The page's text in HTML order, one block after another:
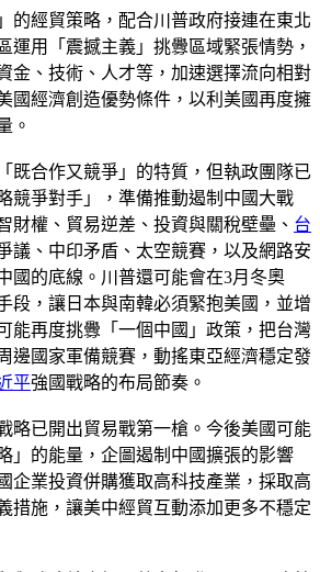
的經貿策略，配合川普政府接連在東北
運用「震撼主義」挑釁區域緊張情勢，
金、技術、人才等，加速選擇流向相對
國經濟創造優勢條件，以利美國再度擁
。
既合作又競爭」的特質，但執政團隊已
競爭對手」，準備推動遏制中國大戰
財權、貿易逆差、投資與關稅壁壘、 台
議、中印矛盾、太空競賽，以及網路安
國的底線。川普還可能會在3月冬奧
段，讓日本與南韓必須緊抱美國，並增
能再度挑釁「一個中國」政策，把台灣
邊國家軍備競賽，動搖東亞經濟穩定發
平強國戰略的布局節奏。
略已開出貿易戰第一槍。今後美國可能
」的能量，企圖遏制中國擴張的影響
企業投資併購獲取高科技產業，採取高
措施，讓美中經貿互動添加更多不穩定